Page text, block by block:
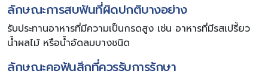
ลักษณะการสบฟันที่ผิดปกติบางอย่าง
รับประทานอาหารที่มีความเป็นกรดสูง เช่น อาหารที่มีรสเปรี้ยว
น้ำผลไม้ หรือน้ำอัดลมบางชนิด
ลักษณะคอฟันสึกที่ควรรับการรักษา